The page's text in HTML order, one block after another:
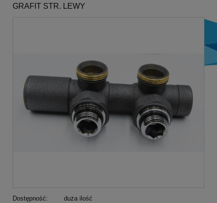
GRAFIT STR. LEWY
Dostępność:
duża ilość